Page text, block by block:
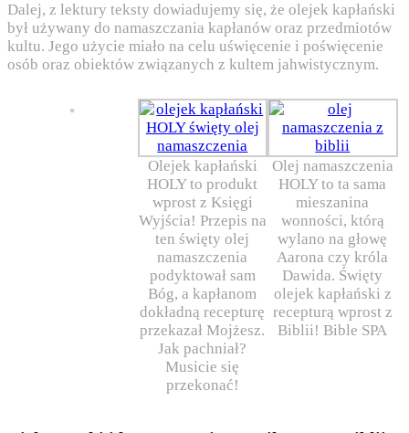
Dalej, z lektury teksty dowiadujemy się, że olejek kapłański
był używany do namaszczania kapłanów oraz przedmiotów
kultu. Jego użycie miało na celu uświęcenie i poświęcenie
osób oraz obiektów związanych z kultem jahwistycznym.
Olejek kapłański
HOLY to produkt
wprost z Księgi
Wyjścia! Przepis na
ten święty olej
namaszczenia
podyktował sam
Bóg, a kapłanom
dokładną recepturę
przekazał Mojżesz.
Jak pachniał?
Musicie się
przekonać!
Olej namaszczenia
HOLY to ta sama
mieszanina
wonności, którą
wylano na głowę
Aarona czy króla
Dawida. Święty
olejek kapłański z
recepturą wprost z
Biblii! Bible SPA